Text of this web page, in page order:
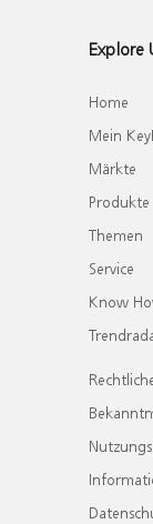
Explore
Home
Mein
Märkte
Produkte
Themen
Service
Know